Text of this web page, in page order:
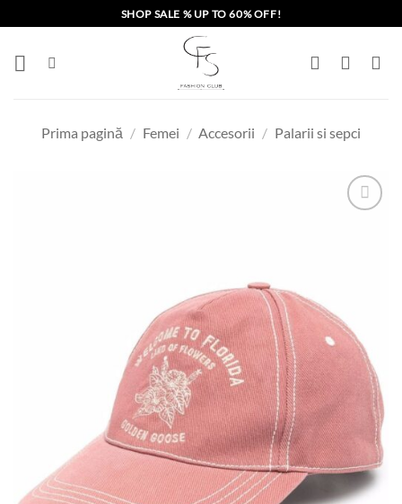
to
content
SHOP SALE % UP TO 60% OFF!
Prima pagină / Femei / Accesorii / Palarii si sepci